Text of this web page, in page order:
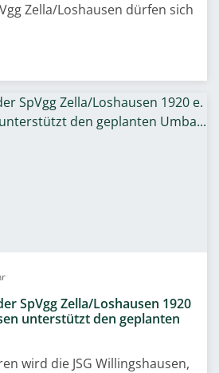
Zella/Loshausen dürfen sich
SpVgg Zella/Loshausen 1920
unterstützt den geplanten
wird die JSG Willingshausen,